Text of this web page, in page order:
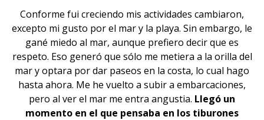
Conforme fui creciendo mis actividades cambiaron,
excepto mi gusto porel mar y la playa. Sin embargo, le
gané miedo al mar, aunque prefiero decir que es
respeto. Eso generó que sólo me metiera a la orilla del
mar y optara por dar paseos en la costa, lo cual hago
hasta ahora. Me he vuelto a subir a embarcaciones,
pero al ver el mar me entra angustia. Llegó un
momento en el que pensaba en los tiburones